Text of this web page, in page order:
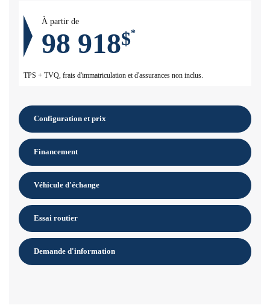
À partir de
98 918$*
TPS + TVQ, frais d'immatriculation et d'assurances non inclus.
Configuration et prix
Financement
Véhicule d'échange
Essai routier
Demande d'information